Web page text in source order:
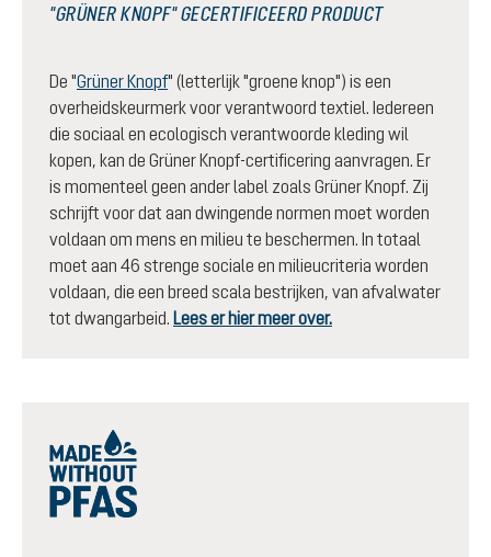
"GRÜNER KNOPF" GECERTIFICEERD PRODUCT
De "Grüner Knopf" (letterlijk "groene knop") is een
overheidskeurmerk voor verantwoord textiel. Iedereen
die sociaal en ecologisch verantwoorde kleding wil
kopen, kan de Grüner Knopf-certificering aanvragen. Er
is momenteel geen ander label zoals Grüner Knopf. Zij
schrijft voor dat aan dwingende normen moet worden
voldaan om mens en milieu te beschermen. In totaal
moet aan 46 strenge sociale en milieucriteria worden
voldaan, die een breed scala bestrijken, van afvalwater
tot dwangarbeid. Lees er hier meer over.